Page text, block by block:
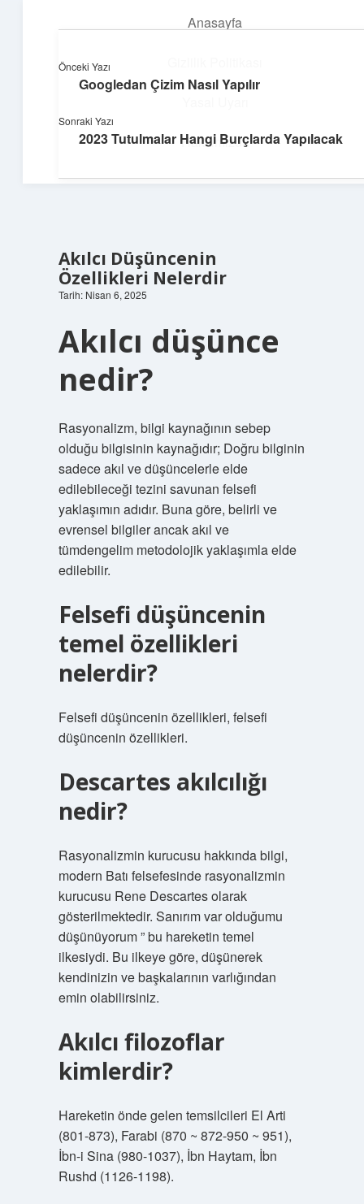
Anasayfa
Hakkımızda
Dijital Dünya Günlüğü
Akılcı Düşüncenin
Özellikleri Nelerdir
Tarih: Nisan 6, 2025
Akılcı düşünce
nedir?
Rasyonalizm, bilgi kaynağının sebep
olduğu bilgisinin kaynağıdır; Doğru bilginin
sadece akıl ve düşüncelerle elde
edilebileceği tezini savunan felsefi
yaklaşımın adıdır. Buna göre, belirli ve
evrensel bilgiler ancak akıl ve
tümdengelim metodolojik yaklaşımla elde
edilebilir.
Felsefi düşüncenin
temel özellikleri
nelerdir?
Felsefi düşüncenin özellikleri, felsefi
düşüncenin özellikleri.
Descartes akılcılığı
nedir?
Rasyonalizmin kurucusu hakkında bilgi,
modern Batı felsefesinde rasyonalizmin
kurucusu Rene Descartes olarak
gösterilmektedir. Sanırım var olduğumu
düşünüyorum ” bu hareketin temel
ilkesiydi. Bu ilkeye göre, düşünerek
kendinizin ve başkalarının varlığından
emin olabilirsiniz.
Akılcı filozoflar
kimlerdir?
Hareketin önde gelen temsilcileri El Arti
(801-873), Farabi (870 ~ 872-950 ~ 951),
İbn-i Sina (980-1037), İbn Haytam, İbn
Rushd (1126-1198).
Önceki Yazı
Googledan Çizim Nasıl Yapılır
Sonraki Yazı
2023 Tutulmalar Hangi Burçlarda Yapılacak